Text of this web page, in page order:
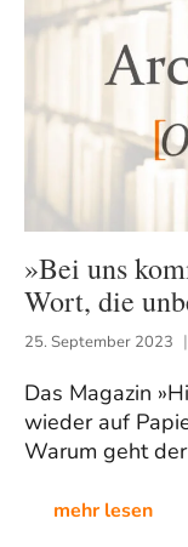
»Bei uns
Wort, die
25. September 2023
Das Magazin
wieder auf
Warum geht
mehr lesen